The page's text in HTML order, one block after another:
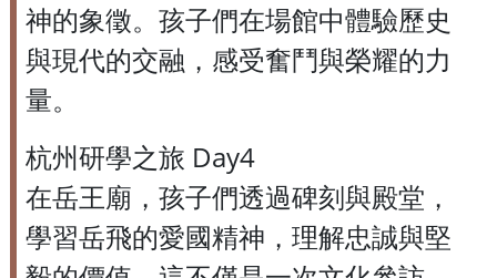
神的象徵。孩子們在場館中體驗歷史
與現代的交融，感受奮鬥與榮耀的力
量。
杭州研學之旅 Day4
在岳王廟，孩子們透過碑刻與殿堂，
學習岳飛的愛國精神，理解忠誠與堅